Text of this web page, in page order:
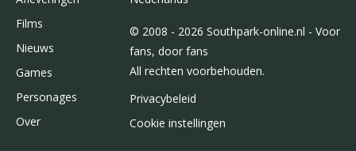
Films
Nieuws
Games
Personages
Over
© 2008 - 2026 Southpark-online.nl - Voor
fans, door fans
All rechten voorbehouden.
Privacybeleid
Cookie instellingen